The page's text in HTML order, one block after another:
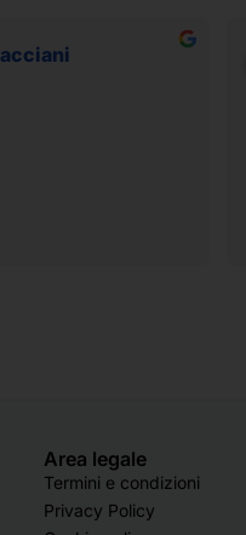
Area legale
Termini e condizioni
Privacy Policy